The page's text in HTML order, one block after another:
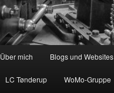
Über mich Blogs und Websites
LC Tønderup WoMo-Gruppe